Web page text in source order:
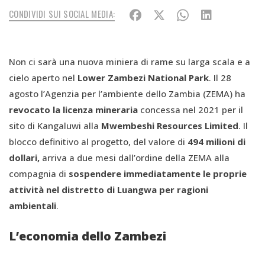
CONDIVIDI SUI SOCIAL MEDIA:
Non ci sarà una nuova miniera di rame su larga scala e a
cielo aperto nel Lower Zambezi National Park. Il 28
agosto l’Agenzia per l’ambiente dello Zambia (ZEMA) ha
revocato la licenza mineraria concessa nel 2021 per il
sito di Kangaluwi alla Mwembeshi Resources Limited. Il
blocco definitivo al progetto, del valore di 494 milioni di
dollari, arriva a due mesi dall’ordine della ZEMA alla
compagnia di sospendere immediatamente le proprie
attività nel distretto di Luangwa per ragioni
ambientali.
L’economia dello Zambezi